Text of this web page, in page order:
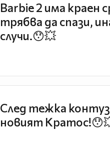
Barbie 2 има краен
трябва да спази,
случи.😯💥
След тежка
новият